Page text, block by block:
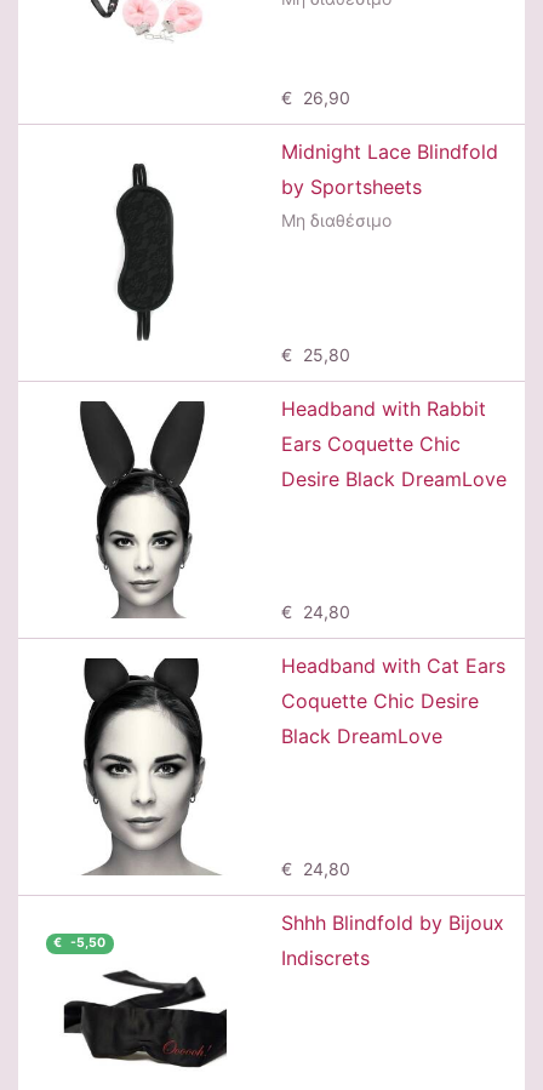
€ 26,90
Μη διαθέσιμο
Midnight Lace Blindfold
by Sportsheets
Μη διαθέσιμο
€ 25,80
Προσθήκη
Headband with Rabbit
Ears Coquette Chic
Desire Black DreamLove
€ 24,80
Προσθήκη
Headband with Cat Ears
Coquette Chic Desire
Black DreamLove
€ 24,80
€ -5,50
Shhh Blindfold by Bijoux
Indiscrets